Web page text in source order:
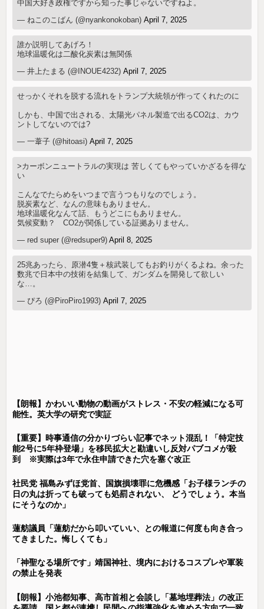
中国大好き政権ですから知った事じゃないですねよ。
— ねこのこばん (@nyankonokoban)April 7, 2025
誰か説明してあげろ！
地球温暖化は二酸化炭素は無関係
— 井上たまる (@INOUE4232)April 7, 2025
せっかくそれを脱する流れをトランプ大統領が作ってくれたのに
しかも、中国で出される、太陽光パネル製造で出るCO2は、カウ
ントしてないのでは?
— 一葦子 (@hitoasi)April 7, 2025
>カーボンニュートラルの実現は 苦しくてもやっていかざるを得な
い
こんなでたらめをいつまで言うつもりなのでしょう。
脱炭素など、なんの意味もありません。
地球温暖化なんて話、もうどこにもありません。
気候変動？ CO2が関係している証拠ありません。
— red super (@redsuper9)April 8, 2025
25兆あったら、原潜4隻＋核武装してもお釣りがくるよね。余った
数兆で日本中の技術を結集して、ガンダムを開発して欲しい
な…。
— ぴろ (@PiroPiro1993)April 7, 2025
【朗報】かわいい動物の動画がストレス・不安の軽減になる可
能性。英大学の研究で実証
【重要】時事通信の分かりづらい記事でネット混乱！「特定技
能2号に5年枠登場」を移民拡大と勘違いし反対パブコメが殺
到 ※実際は3年で永住申請できた穴を塞ぐ改正
社民党 福島みずほ党首、国旗損壊罪に危機感「お子様ランチの
日の丸は折っても破っても処罰されない、 どうでしょう。本当
にそうなのか」
蓮舫議員「蓮舫だから叩いていい、との報道に何度も向き合っ
てきました。悔しくても」
「神聖なる場所です」靖国神社、境内におけるコスプレや軍装
の禁止を発表
【朗報】小池都知事、高市首相と会談し「墓地埋葬法」の改正